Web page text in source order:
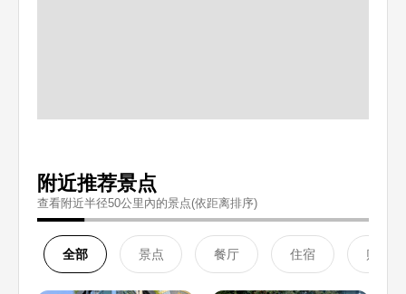
附近推荐景点
查看附近半径50公里內的景点(依距离排序)
全部 景点 餐厅 住宿 购物